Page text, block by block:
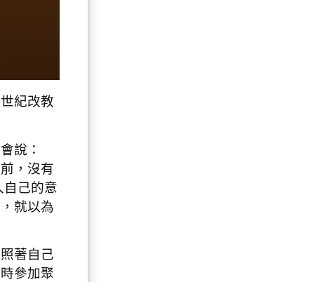
紀改教
說：
，沒有
自己的意
就以為
著自己
參加聚